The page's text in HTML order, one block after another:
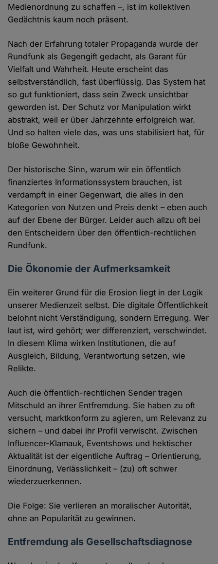
Medienordnung zu schaffen –, ist im kollektiven
Gedächtnis kaum noch präsent.
Nach der Erfahrung totaler Propaganda wurde der
Rundfunk als Gegengift gedacht, als Garant für
Vielfalt und Wahrheit. Heute erscheint das
selbstverständlich, fast überflüssig. Das System hat
so gut funktioniert, dass sein Zweck unsichtbar
geworden ist. Der Schutz vor Manipulation wirkt
abstrakt, weil er über Jahrzehnte erfolgreich war.
Und so halten viele das, was uns stabilisiert hat, für
bloße Gewohnheit.
Der historische Sinn, warum wir ein öffentlich
finanziertes Informationssystem brauchen, ist
verdampft in einer Gegenwart, die alles in den
Kategorien von Nutzen und Preis denkt – eben auch
auf der Ebene der Bürger. Leider auch allzu oft bei
den Entscheidern über den öffentlich-rechtlichen
Rundfunk.
Die Ökonomie der Aufmerksamkeit
Ein weiterer Grund für die Erosion liegt in der Logik
unserer Medienzeit selbst. Die digitale Öffentlichkeit
belohnt nicht Verständigung, sondern Erregung. Wer
laut ist, wird gehört; wer differenziert, verschwindet.
In diesem Klima wirken Institutionen, die auf
Ausgleich, Bildung, Verantwortung setzen, wie
Relikte.
Auch die öffentlich-rechtlichen Sender tragen
Mitschuld an ihrer Entfremdung. Sie haben zu oft
versucht, marktkonform zu agieren, um Relevanz zu
sichern – und dabei ihr Profil verwischt. Zwischen
Influencer-Klamauk, Eventshows und hektischer
Aktualität ist der eigentliche Auftrag – Orientierung,
Einordnung, Verlässlichkeit – (zu) oft schwer
wiederzuerkennen.
Die Folge: Sie verlieren an moralischer Autorität,
ohne an Popularität zu gewinnen.
Entfremdung als Gesellschaftsdiagnose